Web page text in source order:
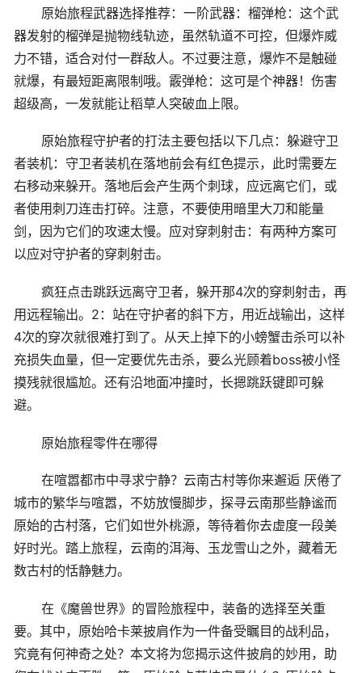
原始旅程武器选择推荐：一阶武器：榴弹枪：这个武
器发射的榴弹是抛物线轨迹，虽然轨道不可控，但爆炸威
力不错，适合对付一群敌人。不过要注意，爆炸不是触碰
就爆，有最短距离限制哦。霰弹枪：这可是个神器！伤害
超级高，一发就能让稻草人突破血上限。
原始旅程守护者的打法主要包括以下几点：躲避守卫
者装机：守卫者装机在落地前会有红色提示，此时需要左
右移动来躲开。落地后会产生两个刺球，应远离它们，或
者使用刺刀连击打碎。注意，不要使用暗里大刀和能量
剑，因为它们的攻速太慢。应对穿刺射击：有两种方案可
以应对守护者的穿刺射击。
疯狂点击跳跃远离守卫者，躲开那4次的穿刺射击，再
用远程输出。2：站在守护者的斜下方，用近战输出，这样
4次的穿次就很难打到了。从天上掉下的小螃蟹击杀可以补
充损失血量，但一定要优先击杀，要么光顾着boss被小怪
摸残就很尴尬。还有沿地面冲撞时，长摁跳跃键即可躲
避。
原始旅程零件在哪得
在喧嚣都市中寻求宁静？云南古村等你来邂逅 厌倦了
城市的繁华与喧嚣，不妨放慢脚步，探寻云南那些静谧而
原始的古村落，它们如世外桃源，等待着你去虚度一段美
好时光。踏上旅程，云南的洱海、玉龙雪山之外，藏着无
数古村的恬静魅力。
在《魔兽世界》的冒险旅程中，装备的选择至关重
要。其中，原始哈卡莱披肩作为一件备受瞩目的战利品，
究竟有何神奇之处？本文将为您揭示这件披肩的妙用，助